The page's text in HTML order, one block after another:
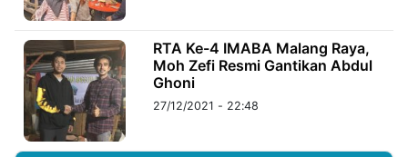
Kabarbaru.co
2026
Kabarbaru
Media
RTA Ke-4 IMABA Malang Raya,
Moh Zefi Resmi Gantikan Abdul
Ghoni
27/12/2021 - 22:48